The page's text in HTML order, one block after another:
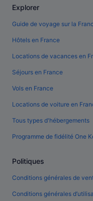
Explorer
Guide de voyage sur la
Hôtels en France
Locations de vacances en
Séjours en France
Vols en France
Locations de voiture en
Tous types d'hébergements
Programme de fidélité One
Politiques
Conditions générales de
Conditions générales